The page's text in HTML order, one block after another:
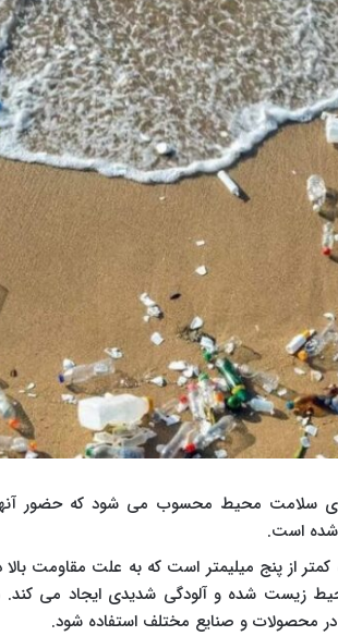
های سلامت محیط محسوب می شود که حضور
شده است.
کمتر از پنج میلیمتر است که به علت مقاومت
زیست شده و آلودگی شدیدی ایجاد می­
محصولات و صنایع مختلف استفاده شود.